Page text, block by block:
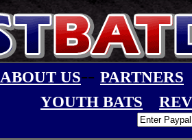
ABOUT US-- PARTNERS
YOUTH BATS